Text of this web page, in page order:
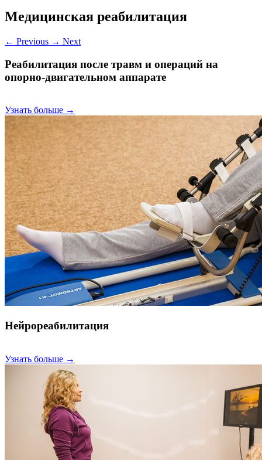
Медицинская реабилитация
← Previous → Next
Реабилитация после травм и операций на
опорно-двигательном аппарате
Узнать больше →
Нейрореабилитация
Узнать больше →